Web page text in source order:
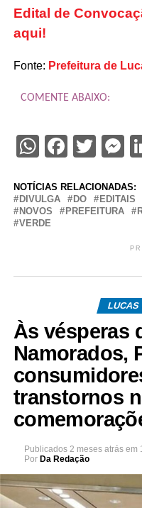
Edital de
aqui!
Fonte: Prefeitura de
COMENTE ABAIXO:
WhatsApp
NOTÍCIAS RELACIONADAS:
DIVULGA
DO EDITAIS
NOVOS
PREFEITURA
VERDE
LUCAS
Às vésperas
Namorados,
transtornos
Publicados 2 meses atrás em
Por Da Redação